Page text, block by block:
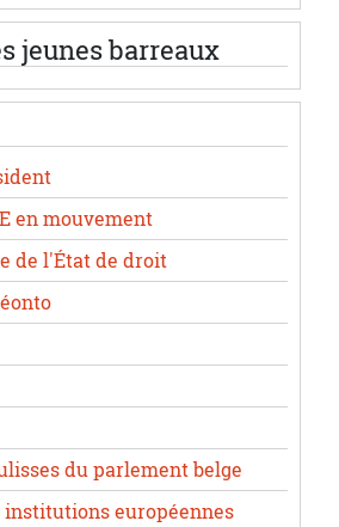
jeunes barreaux
en mouvement
de l'État de droit
du parlement belge
institutions européennes